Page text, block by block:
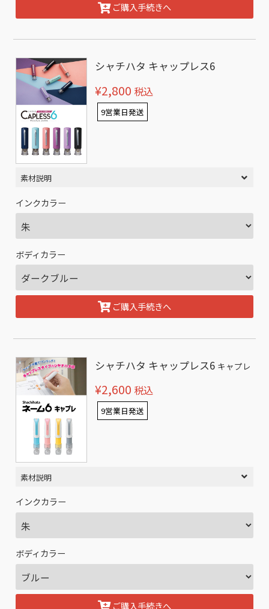
ご購入手続きへ
シャチハタ キャップレス6
¥2,800 税込
9営業日発送
素材説明
インクカラー
ボディカラー
ご購入手続きへ
シャチハタ キャップレス6 キャプレ
¥2,600 税込
9営業日発送
素材説明
インクカラー
ボディカラー
ご購入手続きへ